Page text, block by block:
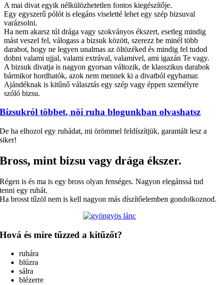
A mai divat egyik nélkülözhetetlen fontos kiegészítője.
Egy egyszerű pólót is elegáns viseletté lehet egy szép bizsuval
varázsolni.
Ha nem akarsz túl drága vagy szokványos ékszert, esetleg mindig
mást veszel fel, válogass a bizsuk között, szerezz be minél több
darabot, hogy ne legyen unalmas az öltözéked és mindig fel tudod
dobni valami ujjal, valami extrával, valamivel, ami igazán Te vagy.
A bizsuk divatja is nagyon gyorsan változik, de klasszikus darabok
bármikor hordhatók, azok nem mennek ki a divatból egyhamar.
Ajándéknak is kitűnő választás egy szép vagy éppen személyre
szóló bizsu.
Bizsukról többet, nöi ruha blogunkban olvashatsz
De ha elhozol egy ruhádat, mi örömmel feldíszítjük, garantált lesz a
siker!
Bross, mint bizsu vagy drága ékszer.
Régen is és ma is egy bross olyan fenséges. Nagyon elegánssá tud
tenni egy ruhát.
Ha brosst tűzöl nem is kell nagyon más díszítőelemben gondolkoznod.
Hová és mire tűzzed a kitűzőt?
ruhára
blúzra
sálra
blézerre